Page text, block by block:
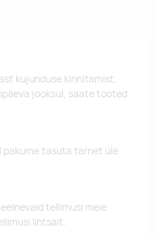
kujunduse kinnitamist.
jooksul, saate tooted
pakume tasuta tarnet üle
tellimusi meie
lihtsalt.